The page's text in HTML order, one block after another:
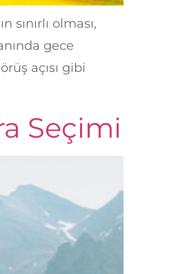
olması,
gece
açısı gibi
Seçimi